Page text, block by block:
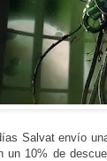
Salvat envío
un 10% de